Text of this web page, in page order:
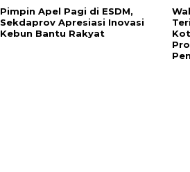
Pimpin Apel Pagi di ESDM,
Sekdaprov Apresiasi Inovasi
Kebun Bantu Rakyat